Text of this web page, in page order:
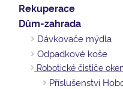
Rekuperace
Dům-zahrada
Dávkovače mýdla
Odpadkové koše
Robotické čističe
Příslušenství